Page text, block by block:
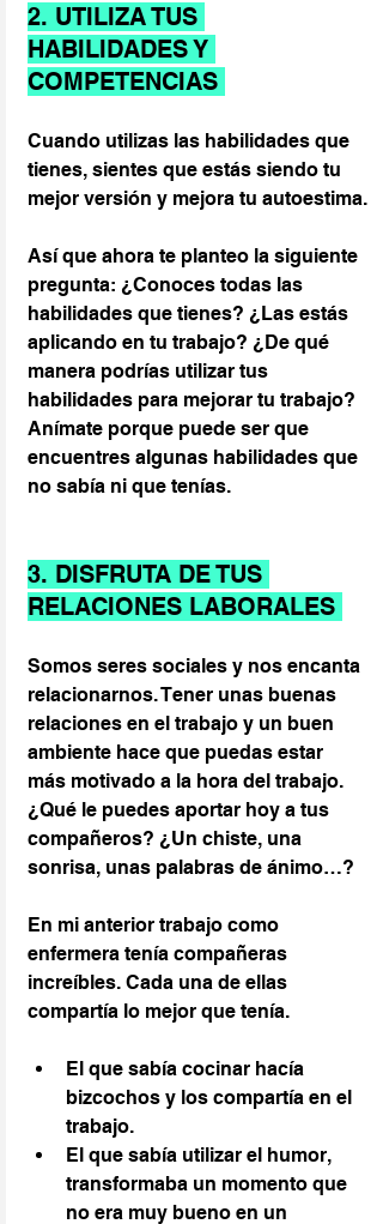
2. UTILIZA TUS
HABILIDADES Y
COMPETENCIAS
Cuando utilizas las habilidades que
tienes, sientes que estás siendo tu
mejor versión y mejora tu autoestima.
Así que ahora te planteo la siguiente
pregunta: ¿Conoces todas las
habilidades que tienes? ¿Las estás
aplicando en tu trabajo? ¿De qué
manera podrías utilizar tus
habilidades para mejorar tu trabajo?
Anímate porque puede ser que
encuentres algunas habilidades que
no sabía ni que tenías.
3. DISFRUTA DE TUS
RELACIONES LABORALES
Somos seres sociales y nos encanta
relacionarnos. Tener unas buenas
relaciones en el trabajo y un buen
ambiente hace que puedas estar
más motivado a la hora del trabajo.
¿Qué le puedes aportar hoy a tus
compañeros? ¿Un chiste, una
sonrisa, unas palabras de ánimo…?
En mi anterior trabajo como
enfermera tenía compañeras
increíbles. Cada una de ellas
compartía lo mejor que tenía.
El que sabía cocinar hacía
bizcochos y los compartía en el
trabajo.
El que sabía utilizar el humor,
transformaba un momento que
no era muy bueno en un